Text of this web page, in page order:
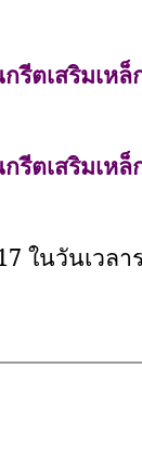
รีตเสริมเห
รีตเสริมเ
ในวันเวลา